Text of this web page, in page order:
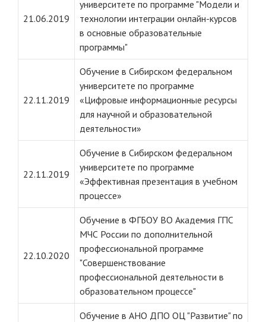
21.06.2019
университете по программе "Модели и
технологии интеграции онлайн-курсов
в основные образовательные
программы"
22.11.2019
Обучение в Сибирском федеральном
университете по программе
«Цифровые информационные ресурсы
для научной и образовательной
деятельности»
22.11.2019
Обучение в Сибирском федеральном
университете по программе
«Эффективная презентация в учебном
процессе»
22.10.2020
Обучение в ФГБОУ ВО Академия ГПС
МЧС России по дополнительной
профессиональной программе
"Совершенствование
профессиональной деятельности в
образовательном процессе"
Обучение в АНО ДПО ОЦ "Развитие" по